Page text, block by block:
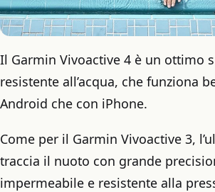
Il Garmin Vivoactive 4 è un ottimo
resistente all’acqua, che funziona
Android che con iPhone.
Come per il Garmin Vivoactive 3,
traccia il nuoto con grande
impermeabile e resistente alla